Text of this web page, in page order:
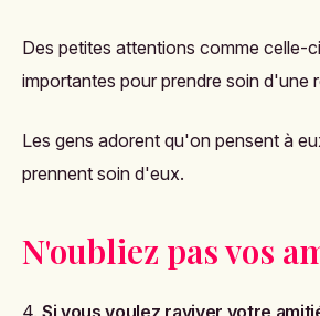
Des petites attentions comme celle-
importantes pour prendre soin d'une
Les gens adorent qu'on pensent à
prennent soin d'eux.
N'oubliez pas vos
4. Si vous voulez raviver votre